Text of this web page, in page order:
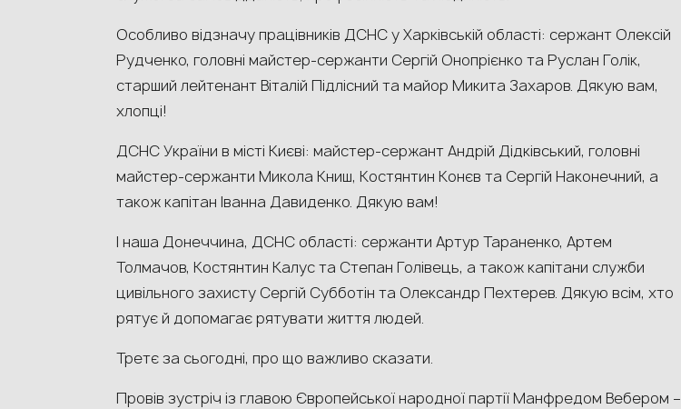
Особливо відзначу працівників ДСНС у Харківській області: сержант Олексій
Рудченко, головні майстер-сержанти Сергій Онопрієнко та Руслан Голік,
старший лейтенант Віталій Підлісний та майор Микита Захаров. Дякую вам,
хлопці!
ДСНС України в місті Києві: майстер-сержант Андрій Дідківський, головні
майстер-сержанти Микола Книш, Костянтин Конєв та Сергій Наконечний, а
також капітан Іванна Давиденко. Дякую вам!
І наша Донеччина, ДСНС області: сержанти Артур Тараненко, Артем
Толмачов, Костянтин Калус та Степан Голівець, а також капітани служби
цивільного захисту Сергій Субботін та Олександр Пехтерев. Дякую всім, хто
рятує й допомагає рятувати життя людей.
Третє за сьогодні, про що важливо сказати.
Провів зустріч із главою Європейської народної партії Манфредом Вебером –